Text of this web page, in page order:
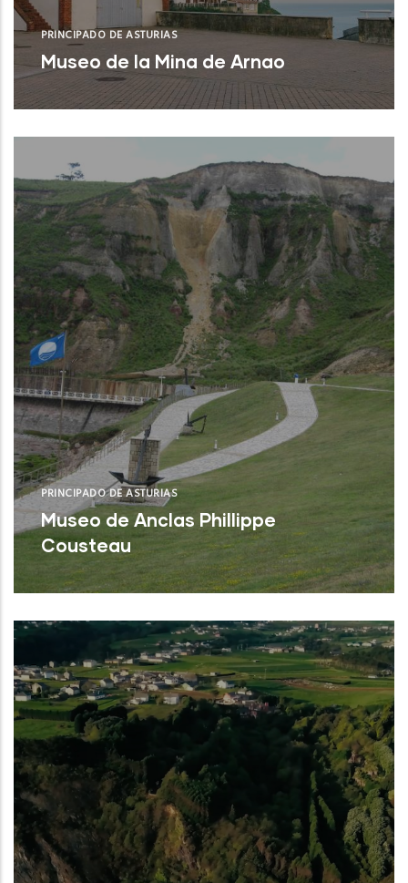
PRINCIPADO DE ASTURIAS
Museo de la Mina de Arnao
Castrillón (Asturias)
PRINCIPADO DE ASTURIAS
Museo de Anclas Phillippe
Cousteau
Castrillón (Asturias)